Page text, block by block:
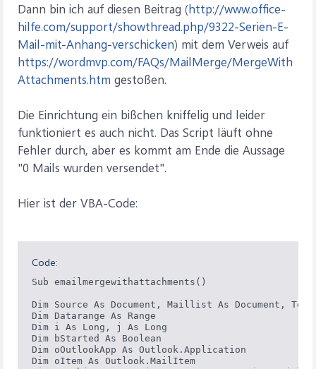
Dann bin ich auf diesen Beitrag (http://www.office-
hilfe.com/support/showthread.php/9322-Serien-E-
Mail-mit-Anhang-verschicken) mit dem Verweis auf
https://wordmvp.com/FAQs/MailMerge/MergeWith
Attachments.htm gestoßen.
Die Einrichtung ein bißchen kniffelig und leider
funktioniert es auch nicht. Das Script läuft ohne
Fehler durch, aber es kommt am Ende die Aussage
"0 Mails wurden versendet".
Hier ist der VBA-Code:
Code:
Sub emailmergewithattachments()
Dim Source As Document, Maillist As Document,
Dim Datarange As Range
Dim i As Long, j As Long
Dim bStarted As Boolean
Dim oOutlookApp As Outlook.Application
Dim oItem As Outlook.MailItem